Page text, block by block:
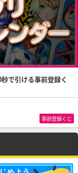
で引ける事前登録く
事前登録くじ